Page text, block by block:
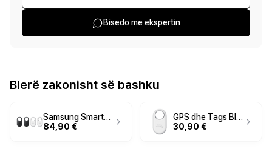
Bisedo me ekspertin
Blerë zakonisht së bashku
Samsung SmartTag 2 EI-T5600 4 copë 2x te zeza + 2x te bardha
84,90 €
GPS dhe Tags Bluetooth Tracker Samsung SmartTag 2 EI-T5600 - Bardhë
30,90 €